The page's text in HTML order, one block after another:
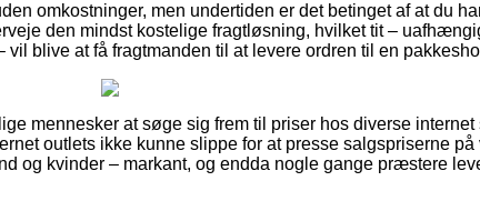
omkostninger, men undertiden er det betinget af at du
den mindst kostelige fragtløsning, hvilket tit –
blive at få fragtmanden til at levere ordren til en
mennesker at søge sig frem til priser hos diverse internet
outlets ikke kunne slippe for at presse salgspriserne på
og kvinder – markant, og endda nogle gange præstere